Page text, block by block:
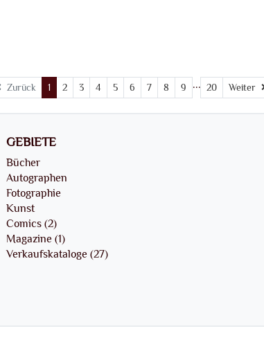
Zurück 1 2 3 4 5 6 7 8 9 ... 20 Weiter
GEBIETE
Bücher
Autographen
Fotographie
Kunst
Comics (2)
Magazine (1)
Verkaufskataloge (27)